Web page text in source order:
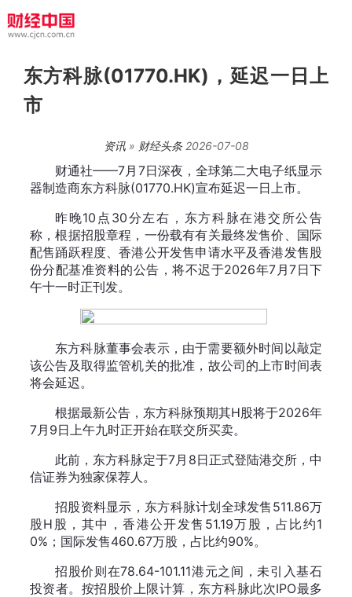
东方科脉(01770.HK)，延迟一日上
市
资讯» 财经头条2026-07-08
财通社——7月7日深夜，全球第二大电子纸显示
器制造商东方科脉(01770.HK)宣布延迟一日上市。
昨晚10点30分左右，东方科脉在港交所公告
称，根据招股章程，一份载有有关最终发售价、国际
配售踊跃程度、香港公开发售申请水平及香港发售股
份分配基准资料的公告，将不迟于2026年7月7日下
午十一时正刊发。
东方科脉董事会表示，由于需要额外时间以敲定
该公告及取得监管机关的批准，故公司的上市时间表
将会延迟。
根据最新公告，东方科脉预期其H股将于2026年
7月9日上午九时正开始在联交所买卖。
此前，东方科脉定于7月8日正式登陆港交所，中
信证券为独家保荐人。
招股资料显示，东方科脉计划全球发售511.86万
股H股，其中，香港公开发售51.19万股，占比约1
0%；国际发售460.67万股，占比约90%。
招股价则在78.64-101.11港元之间，未引入基石
投资者。按招股价上限计算，东方科脉此次IPO最多